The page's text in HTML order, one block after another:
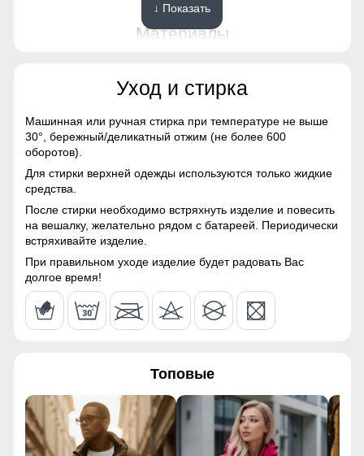
Плотный полиэстер — тёплый, износостойкий и приятный
к телу. Внутренний карман удобно подходит для
телефона, документов и разных мелочей!
50
76
76
Материалы
Полиэстер, Плащевка,
Болонь, Экологичные
Материал подкладки
Материал подкладки
капюшона
Полиэстер
Материал подкладки
кармана
Полиэстер
Материал наполнителя
Фактура материала Шероховатая, стеганная
Плотность утеплителя (г/ 210
Конструктивные особенности
↓ Показать
Уход и стирка
Машинная или ручная стирка при температуре не выше
30°, бережный/деликатный отжим (не более 600
оборотов).
Для стирки верхней одежды используются только жидкие
средства.
После стирки необходимо встряхнуть изделие и повесить
на вешалку, желательно рядом с батареей. Периодически
встряхивайте изделие.
При правильном уходе изделие будет радовать Вас
долгое время!
Топовые